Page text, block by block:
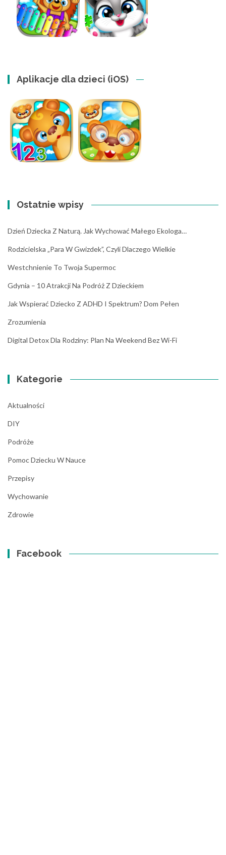
Aplikacje dla dzieci (iOS)
Ostatnie wpisy
Dzień Dziecka Z Naturą. Jak Wychować Małego Ekologa…
Rodzicielska „para W Gwizdek”, Czyli Dlaczego Wielkie
Westchnienie To Twoja Supermoc
Gdynia – 10 Atrakcji Na Podróż Z Dzieckiem
Jak Wspierać Dziecko Z ADHD I Spektrum? Dom Pełen
Zrozumienia
Digital Detox Dla Rodziny: Plan Na Weekend Bez Wi-Fi
Kategorie
Aktualności
DIY
Podróże
Pomoc Dziecku W Nauce
Przepisy
Wychowanie
Zdrowie
Facebook